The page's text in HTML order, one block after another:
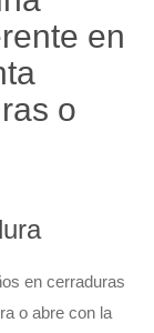
en
o
en cerraduras
o abre con la